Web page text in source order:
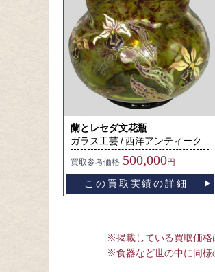
蘭とレセダ文花瓶
ガラス工芸
西洋アンティーク
買取参考価格 500,000円
この買取実績の詳細
※掲載している買取価格
※食器など世の中に同様